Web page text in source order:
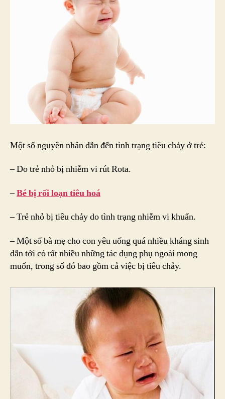
Một số nguyên nhân dẫn đến tình trạng tiêu chảy ở trẻ:
– Do trẻ nhỏ bị nhiễm vi rút Rota.
–Bé bị rối loạn tiêu hoá
– Trẻ nhỏ bị tiêu chảy do tình trạng nhiễm vi khuẩn.
– Một số bà mẹ cho con yêu uống quá nhiều kháng sinh
dẫn tới có rất nhiều những tác dụng phụ ngoài mong
muốn, trong số đó bao gồm cả việc bị tiêu chảy.